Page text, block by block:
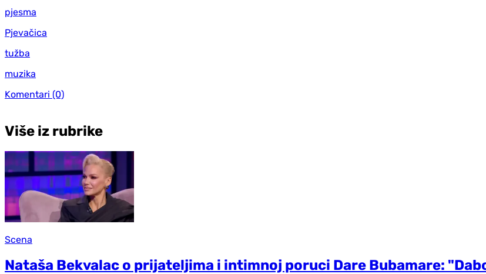
pjesma
Pjevačica
tužba
muzika
Komentari (0)
Više iz rubrike
Scena
Nataša Bekvalac o prijateljima i intimnoj poruci Dare Bubamare: